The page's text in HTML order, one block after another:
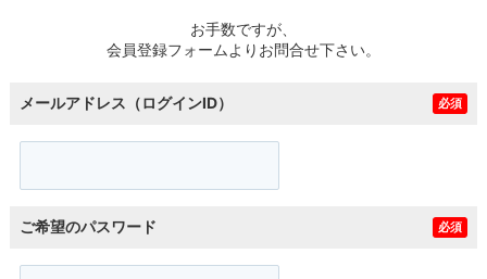
お手数ですが、
会員登録フォームよりお問合せ下さい。
メールアドレス（ログインID） 必須
ご希望のパスワード 必須